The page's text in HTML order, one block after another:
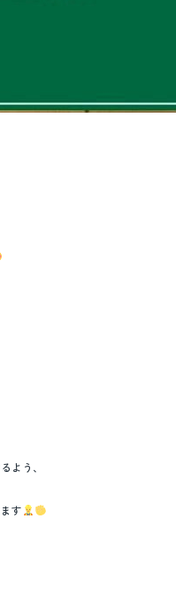
よう、
す